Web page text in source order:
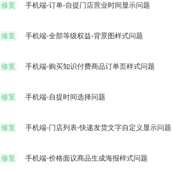
个性化解决方案
修复 手机端-订单-自提门店营业时间显示问题
修复 手机端-全部等级权益-背景图样式问题
修复 手机端-购买知识付费商品订单页样式问题
修复 手机端-自提时间选择问题
修复 手机端-门店列表-快递发货文字自定义显示问题
修复 手机端-价格面议商品生成海报样式问题